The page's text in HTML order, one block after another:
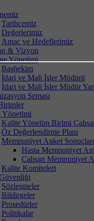
Tarihçemiz
Değerlerimiz
Amaç ve Hedeflerimiz
& Vizyon
Yönetimi
Başhekim
İdari ve Mali İşler Müdürü
İdari ve Mali İşler Müdür
Şeması
Yönetimi
Kalite Yönetim Birimi
Öz Değerlendirme Planı
Memnuniyet Anket Sonuçları
Hasta Memnuniyet
Çalışan Memnuniyet
Kalite Komiteleri
Sözleşmeler
Bildirgeler
Prosedürler
Politikalar